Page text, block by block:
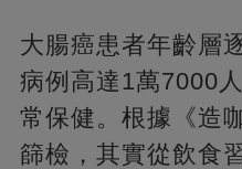
大腸癌患者年齡層
病例高達1萬7000
常保健。根據《造
篩檢，其實從飲食